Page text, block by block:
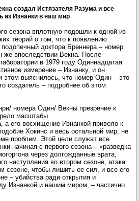
создал Истязателя Разума и все
из Изнанки в наш мир
сезона вплотную подошли к одной из
теорий о том, что к появлению
доктора Бреннера – номер
же впоследствии Векна. После
в 1979 году Одиннадцатая
измерение – Изнанку, и он
этом выяснилось, что номер Один – это
создатель – подробнее об этом
номера Один/ Векны презрение к
масштабы
а его восхищение Изнанкой привело к
Хокинс и весь остальной мир, не
проблем. Этой цели служат все
начиная с первого сезона – «разведка
через долгожданные врата,
наступления во втором сезоне, атака
сезоне, чтобы лишить ее сил, и все его
– убийства ради открытия и
Изнанкой и нашим миром, – частично